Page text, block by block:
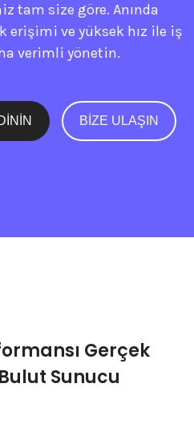
tam size göre. Anında
erişimi ve yüksek hız ile iş
verimli yönetin.
BIZE ULAŞIN
Gerçek
Sunucu